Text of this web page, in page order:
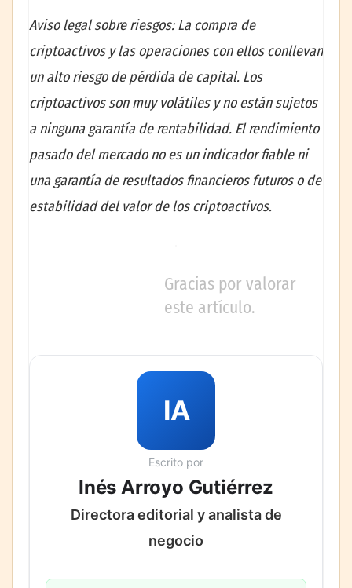
Aviso legal sobre riesgos: La compra de
criptoactivos y las operaciones con ellos conllevan
un alto riesgo de pérdida de capital. Los
criptoactivos son muy volátiles y no están sujetos
a ninguna garantía de rentabilidad. El rendimiento
pasado del mercado no es un indicador fiable ni
una garantía de resultados financieros futuros o de
estabilidad del valor de los criptoactivos.
Gracias por valorar
este artículo.
IA
Escrito por
Inés Arroyo Gutiérrez
Directora editorial y analista de
negocio